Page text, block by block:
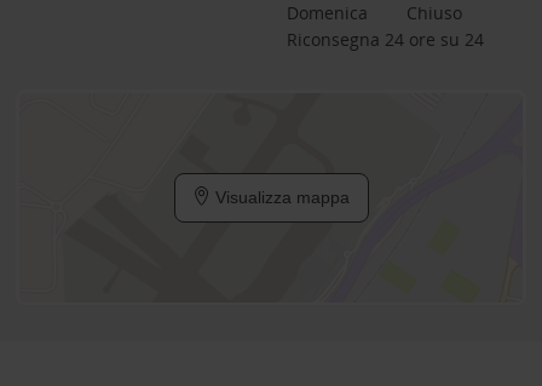
Domenica
Chiuso
Riconsegna 24 ore su 24
Visualizza mappa